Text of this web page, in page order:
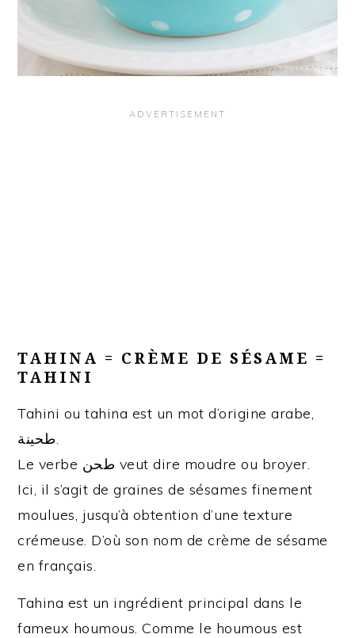
TAHINA = CRÈME DE SÉSAME =
TAHINI
Tahini ou tahina est un mot d’origine arabe,
طحينة.
Le verbe طحن veut dire moudre ou broyer.
Ici, il s’agit de graines de sésames finement
moulues, jusqu’à obtention d’une texture
crémeuse. D’où son nom de crème de sésame
en français.
Tahina est un ingrédient principal dans le
fameux houmous. Comme le houmous est